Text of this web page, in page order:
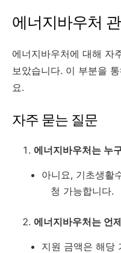
에너지바우처
에너지바우처에 대해 자
보았습니다. 이 부분을
요.
자주 묻는 질문
에너지바우처는 누
아니요, 기초생활
청 가능합니다.
에너지바우처는 언
지원 금액은 해당